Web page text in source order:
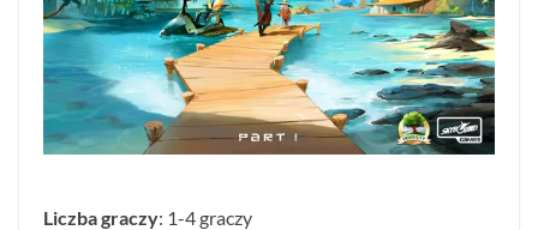
Liczba graczy: 1-4 graczy